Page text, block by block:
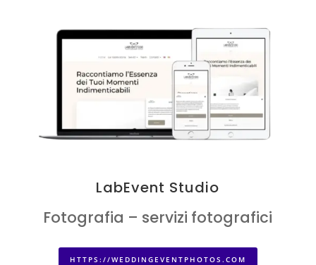
LabEvent Studio
Fotografia – servizi fotografici
HTTPS://WEDDINGEVENTPHOTOS.COM